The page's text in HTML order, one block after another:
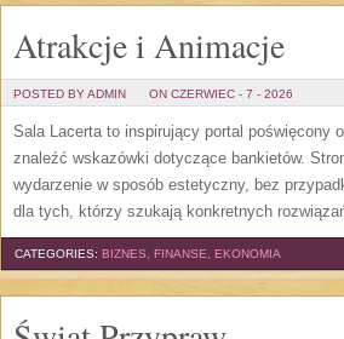
Atrakcje i Animacje
POSTED BY ADMIN ON CZERWIEC - 7 - 2026
Sala Lacerta to inspirujący portal poświęcony
znaleźć wskazówki dotyczące bankietów.
wydarzenie w sposób estetyczny, bez
dla tych, którzy szukają konkretnych
CATEGORIES: BIZNES, FINANSE, EKONOMIA